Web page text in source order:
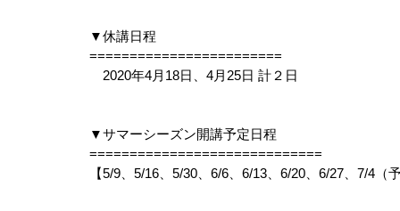
▼休講日程
========================
2020年4月18日、4月25日 計２日
▼サマーシーズン開講予定日程
=============================
【5/9、5/16、5/30、6/6、6/13、6/20、6/27、7/4（